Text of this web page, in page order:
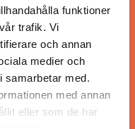
funktioner
trafik. Vi
och annan
medier och
samarbetar med.
med annan
eller som de har